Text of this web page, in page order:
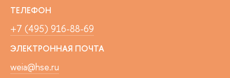
ТЕЛЕФОН
+7 (495) 916-88-69
ЭЛЕКТРОННАЯ ПОЧТА
weia@hse.ru